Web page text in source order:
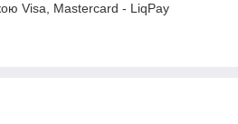
Visa, Mastercard - LiqPay